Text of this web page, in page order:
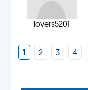
lovers5201
1 2 3 4